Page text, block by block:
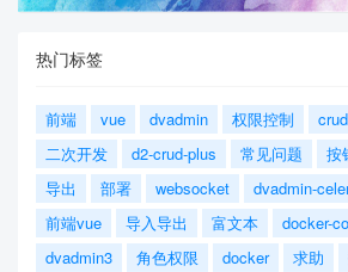
热门标签
前端 vue dvadmin 权限控制 crud
二次开发
d2-crud-plus 常见问题 按
导出
部署 websocket dvadmin-
前端vue
导入导出 富文本 docker-
dvadmin3
角色权限 docker 求助